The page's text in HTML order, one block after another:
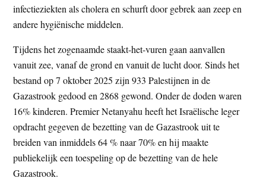
infectieziekten als cholera en schurft door gebrek aan zeep en
andere hygiënische middelen.
Tijdens het zogenaamde staakt-het-vuren gaan aanvallen
vanuit zee, vanaf de grond en vanuit de lucht door. Sinds het
bestand op 7 oktober 2025 zijn 933 Palestijnen in de
Gazastrook gedood en 2868 gewond. Onder de doden waren
16% kinderen. Premier Netanyahu heeft het Israëlische leger
opdracht gegeven de bezetting van de Gazastrook uit te
breiden van inmiddels 64 % naar 70% en hij maakte
publiekelijk een toespeling op de bezetting van de hele
Gazastrook.